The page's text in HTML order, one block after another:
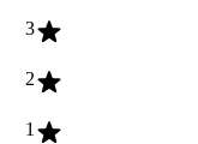
3
2
1